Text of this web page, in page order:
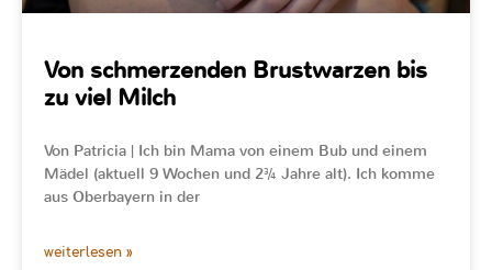
Von schmerzenden Brustwarzen bis
zu viel Milch
Von Patricia | Ich bin Mama von einem Bub und einem
Mädel (aktuell 9 Wochen und 2¾ Jahre alt). Ich komme
aus Oberbayern in der
weiterlesen »